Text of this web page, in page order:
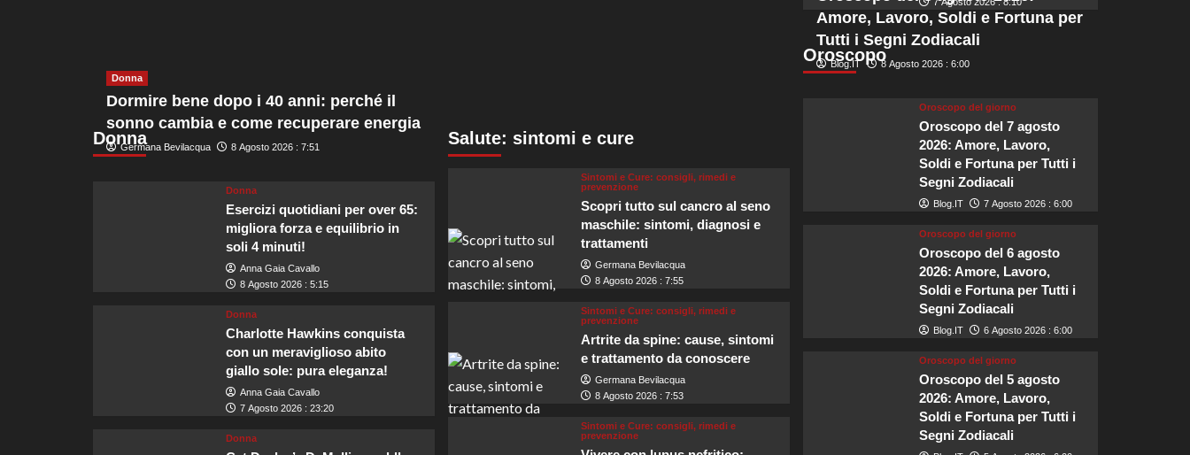
ideale
il
matrimonio
Lo
spettacolare
sciame
di
Donna
Donna
Dormire bene dopo i 40 anni: perché il
sonno cambia e come recuperare energia
Germana Bevilacqua 8 Agosto 2026 : 7:51
Donna
Esercizi quotidiani per over 65:
migliora forza e equilibrio in
soli 4 minuti!
Anna Gaia Cavallo
8 Agosto 2026 : 5:15
Donna
Charlotte Hawkins conquista
con un meraviglioso abito
giallo sole: pura eleganza!
Anna Gaia Cavallo
7 Agosto 2026 : 23:20
Donna
Salute: sintomi e cure
Sintomi e Cure: consigli, rimedi e
prevenzione
Scopri tutto sul cancro al seno
maschile: sintomi, diagnosi e
trattamenti
Germana Bevilacqua
8 Agosto 2026 : 7:55
Sintomi e Cure: consigli, rimedi e
prevenzione
Artrite da spine: cause, sintomi
e trattamento da conoscere
Germana Bevilacqua
8 Agosto 2026 : 7:53
Sintomi e Cure: consigli, rimedi e
prevenzione
Oroscopo
Amore, Lavoro, Soldi e Fortuna per
Tutti i Segni Zodiacali
Blog.IT 8 Agosto 2026 : 6:00
Oroscopo del giorno
Oroscopo del 7 agosto
2026: Amore, Lavoro,
Soldi e Fortuna per Tutti i
Segni Zodiacali
Blog.IT 7 Agosto 2026 : 6:00
Oroscopo del giorno
Oroscopo del 6 agosto
2026: Amore, Lavoro,
Soldi e Fortuna per Tutti i
Segni Zodiacali
Blog.IT 6 Agosto 2026 : 6:00
Oroscopo del giorno
Oroscopo del 5 agosto
2026: Amore, Lavoro,
Soldi e Fortuna per Tutti i
Segni Zodiacali